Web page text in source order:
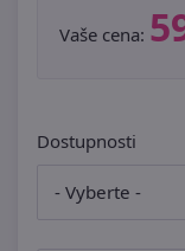
Vaše cena:
Dostupnosti